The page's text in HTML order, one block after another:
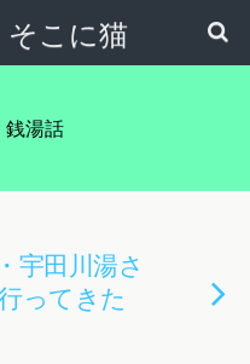
こに猫
銭湯話
宇田川湯さ
ってきた